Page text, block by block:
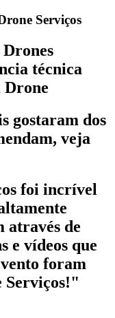
Serviços
técnica
Drone
gostaram dos
veja
foi incrível
através de
e vídeos que
foram
Serviços!"